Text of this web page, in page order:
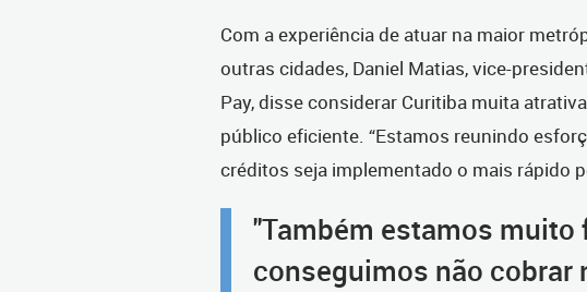
Com a experiência de atuar na maior
outras cidades, Daniel Matias, vice-
Pay, disse considerar Curitiba muita
público eficiente. “Estamos reunindo
créditos seja implementado o mais rápido
"Também estamos muito
conseguimos não cobrar